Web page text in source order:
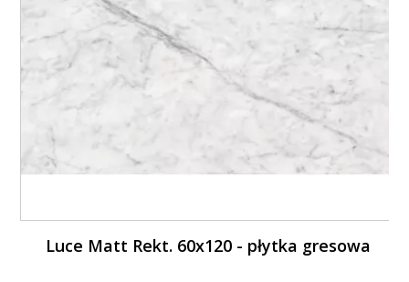
Luce Matt Rekt. 60x120 - płytka gresowa